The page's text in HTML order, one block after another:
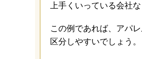
上手くいっている会社
この例であれば、アパ
区分しやすいでしょう。